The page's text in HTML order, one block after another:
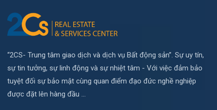
“2CS- Trung tâm giao dịch và dịch vụ Bất động sản”. Sự uy tín,
sự tin tưởng, sự linh động và sự nhiệt tâm - Với việc đảm bảo
tuyệt đối sự bảo mật cùng quan điểm đạo đức nghề nghiệp
được đặt lên hàng đầu ...